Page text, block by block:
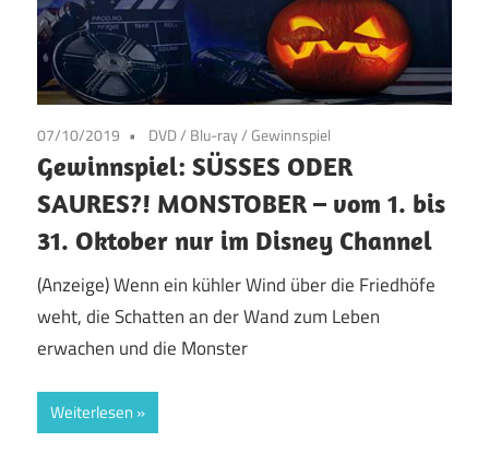
07/10/2019 DVD / Blu-ray/Gewinnspiel
Gewinnspiel: SÜSSES ODER
SAURES?! MONSTOBER – vom 1. bis
31. Oktober nur im Disney Channel
(Anzeige) Wenn ein kühler Wind über die Friedhöfe
weht, die Schatten an der Wand zum Leben
erwachen und die Monster
Weiterlesen